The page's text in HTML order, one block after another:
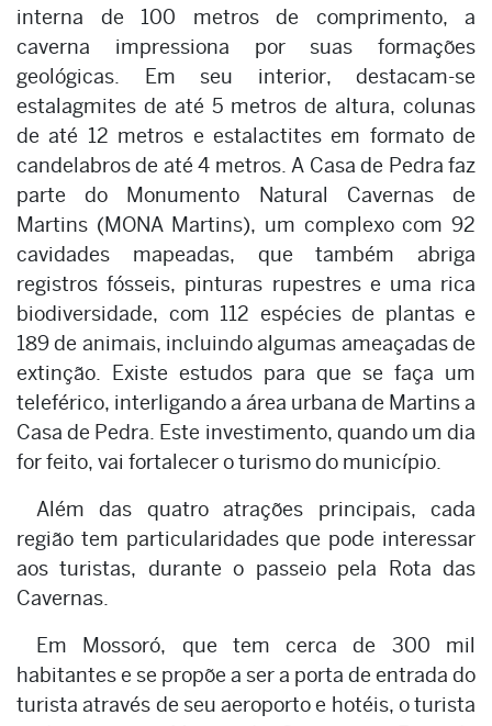
interna de 100 metros de comprimento, a
caverna impressiona por suas formações
geológicas. Em seu interior, destacam-se
estalagmites de até 5 metros de altura, colunas
de até 12 metros e estalactites em formato de
candelabros de até 4 metros. A Casa de Pedra faz
parte do Monumento Natural Cavernas de
Martins (MONA Martins), um complexo com 92
cavidades mapeadas, que também abriga
registros fósseis, pinturas rupestres e uma rica
biodiversidade, com 112 espécies de plantas e
189 de animais, incluindo algumas ameaçadas de
extinção. Existe estudos para que se faça um
teleférico, interligando a área urbana de Martins a
Casa de Pedra. Este investimento, quando um dia
for feito, vai fortalecer o turismo do município.
Além das quatro atrações principais, cada
região tem particularidades que pode interessar
aos turistas, durante o passeio pela Rota das
Cavernas.
Em Mossoró, que tem cerca de 300 mil
habitantes e se propõe a ser a porta de entrada do
turista através de seu aeroporto e hotéis, o turista